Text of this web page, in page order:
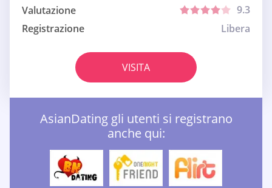
Valutazione
9.3
Registrazione
Libera
VISITA
AsianDating gli utenti si registrano
anche qui: